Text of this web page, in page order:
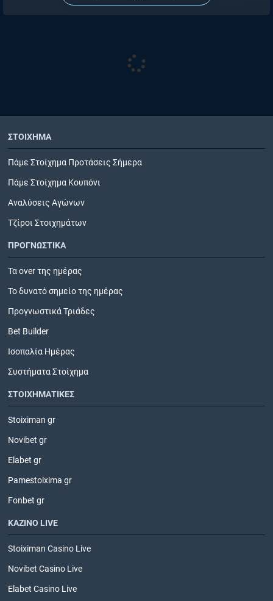
ΣΤΟΙΧΗΜΑ
Πάμε Στοίχημα Προτάσεις Σήμερα
Πάμε Στοίχημα Κουπόνι
Αναλύσεις Αγώνων
Τζίροι Στοιχημάτων
ΠΡΟΓΝΩΣΤΙΚΑ
Τα over της ημέρας
Το δυνατό σημείο της ημέρας
Προγνωστικά Τριάδες
Bet Builder
Ισοπαλία Ημέρας
Συστήματα Στοίχημα
ΣΤΟΙΧΗΜΑΤΙΚΕΣ
Stoiximan gr
Novibet gr
Elabet gr
Pamestoixima gr
Fonbet gr
ΚΑΖΙΝΟ LIVE
Stoiximan Casino Live
Novibet Casino Live
Elabet Casino Live